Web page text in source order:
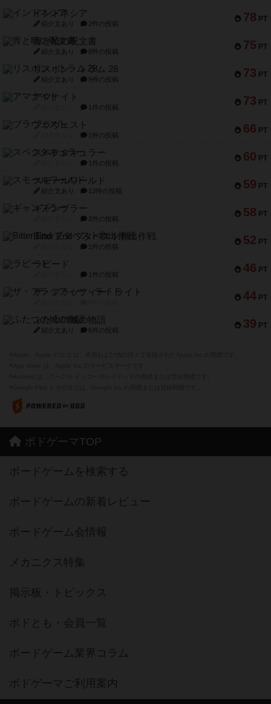
78 PT
インドネシア
紹介文あり 2件の投稿
75 PT
宵と暁の呪文書
紹介文あり 8件の投稿
73 PT
リスボン・トラム 28
紹介文あり 9件の投稿
73 PT
アマナイト
1件の投稿
66 PT
ブラヴェスト
1件の投稿
60 PT
スペクタキュラー
1件の投稿
59 PT
スモールワールド
紹介文あり 13件の投稿
58 PT
ギャンブラー
2件の投稿
52 PT
Bitter End ブタペスト救出作戦
1件の投稿
46 PT
ラピード
1件の投稿
44 PT
ザ・フラッフィー・ライト
39 PT
ふたつの城の物語
紹介文あり 6件の投稿
ボドゲーマTOP
ボードゲームを検索する
ボードゲームの新着レビュー
ボードゲーム会情報
メカニクス特集
掲示板・トピックス
ボドとも・会員一覧
ボードゲーム業界コラム
ボドゲーマご利用案内